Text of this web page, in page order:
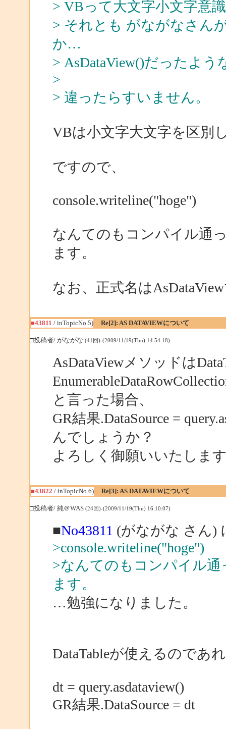
> VBって大文字小文字意
> それとも がながなさん
か…
> AsDataView()だったよ
>
> 違ったらすいません。
VBは小文字大文字を区別
ですので、
console.writeline("hoge")
なんてのもコンパイル通
ます。
なお、正式名は
■43811 / inTopicNo.5) Re[2]: AS DATAVIEWについて
□投稿者/ がながな (41回)-(2009/11/19(Thu) 14:54:18)
AsDataViewメソッドは
と言った場合、
GR結果.DataSource =
んでしょうか？
よろしく御願いいたしま
■43822 / inTopicNo.6) Re[3]: AS DATAVIEWについて
□投稿者/ 純＠WAS (24回)-(2009/11/19(Thu) 16:10:07)
■No43811 (がながな さん)
>console.writeline("hoge")
>なんてのもコンパイル
ます。
…勉強になりました。
DataTableが使えるのであ
dt = query.asdataview()
GR結果.DataSource = dt